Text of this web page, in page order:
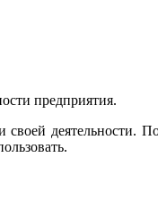
предприятия.
деятельности.